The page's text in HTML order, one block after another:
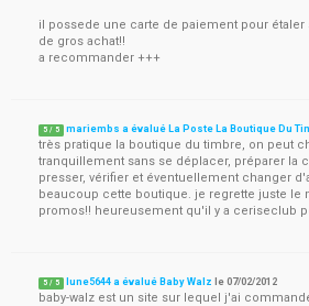
il possede une carte de paiement pour
de gros achat!!
a recommander +++
5 / 5 mariembs a évalué La Poste La Boutique Du
très pratique la boutique du timbre, on peut
tranquillement sans se déplacer, préparer la
presser, vérifier et éventuellement changer
beaucoup cette boutique. je regrette juste le
promos!! heureusement qu'il y a ceriseclub
5 / 5 lune5644 a évalué Baby Walz le07/02/2012
baby-walz est un site sur lequel j'ai